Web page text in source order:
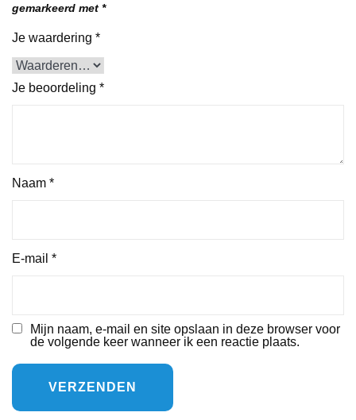
gemarkeerd met *
Je waardering *
Je beoordeling *
Naam *
E-mail *
Mijn naam, e-mail en site opslaan in deze browser voor
de volgende keer wanneer ik een reactie plaats.